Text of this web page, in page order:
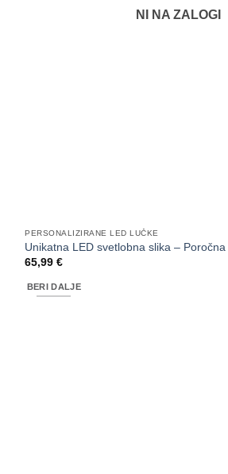
NI NA ZALOGI
PERSONALIZIRANE LED LUČKE
Unikatna LED svetlobna slika – Poročna I
65,99€
BERI DALJE